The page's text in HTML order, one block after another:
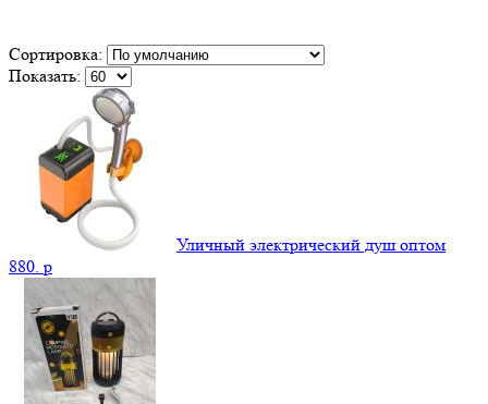
Сортировка:
Показать:
Уличный электрический душ оптом
880. p